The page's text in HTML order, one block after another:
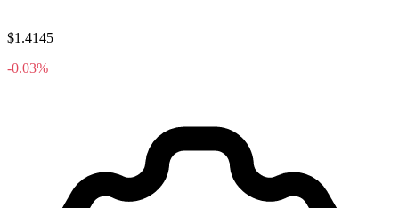
$1.4145
-0.03%